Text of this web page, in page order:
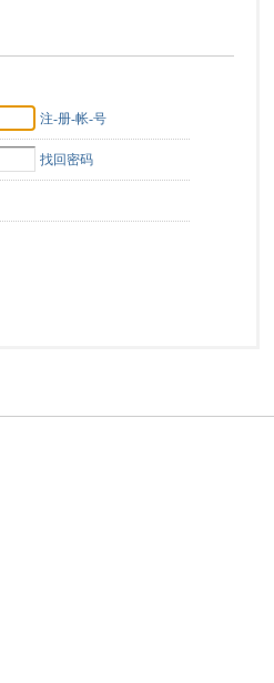
注-册-帐-号
找回密码